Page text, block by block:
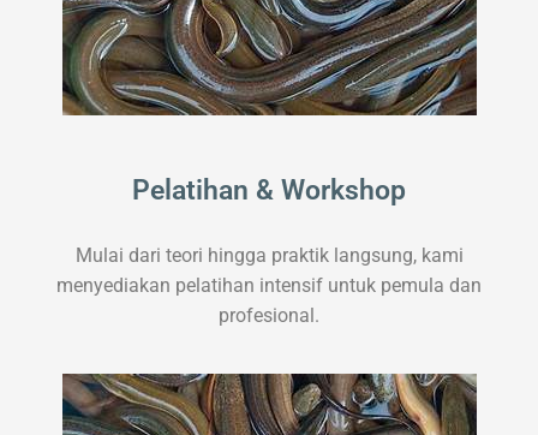
Pelatihan & Workshop
Mulai dari teori hingga praktik langsung, kami
menyediakan pelatihan intensif untuk pemula dan
profesional.